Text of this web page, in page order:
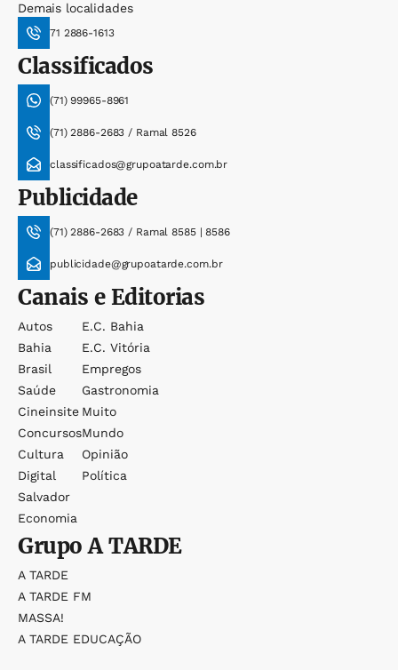
Demais localidades
71 2886-1613
Classificados
(71) 99965-8961
(71) 2886-2683 / Ramal 8526
classificados@grupoatarde.com.br
Publicidade
(71) 2886-2683 / Ramal 8585 | 8586
publicidade@grupoatarde.com.br
Canais e Editorias
Autos
Bahia
Brasil
Saúde
Cineinsite
Concursos
Cultura
Digital
Salvador
Economia
E.c. Bahia
E.c. Vitória
Empregos
Gastronomia
Muito
Mundo
Opinião
Política
GrupoA TARDE
A TARDE
A TARDE FM
MASSA!
A TARDE EDUCAÇÃO